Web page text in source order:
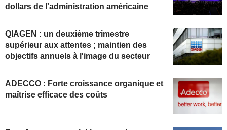
dollars de l'administration américaine
QIAGEN : un deuxième trimestre
supérieur aux attentes ; maintien des
objectifs annuels à l'image du secteur
ADECCO : Forte croissance organique et
maîtrise efficace des coûts